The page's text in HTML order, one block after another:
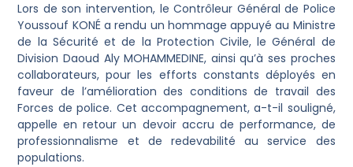
Lors de son intervention, le Contrôleur Général de Police
Youssouf KONÉ a rendu un hommage appuyé au Ministre
de la Sécurité et de la Protection Civile, le Général de
Division Daoud Aly MOHAMMEDINE, ainsi qu’à ses proches
collaborateurs, pour les efforts constants déployés en
faveur de l’amélioration des conditions de travail des
Forces de police. Cet accompagnement, a-t-il souligné,
appelle en retour un devoir accru de performance, de
professionnalisme et de redevabilité au service des
populations.